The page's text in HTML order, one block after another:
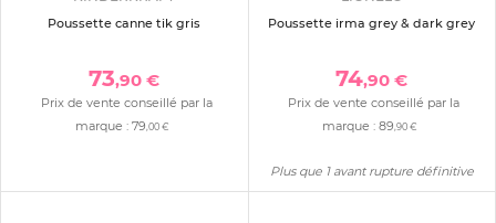
Poussette canne tik gris
73,90 €
Prix de vente conseillé par la
marque : 79,00 €
Poussette irma grey & dark grey
74,90 €
Prix de vente conseillé par la
marque : 89,90 €
Plus que 1 avant rupture définitive